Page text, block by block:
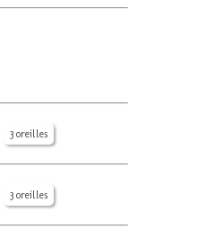
3 oreilles
3 oreilles